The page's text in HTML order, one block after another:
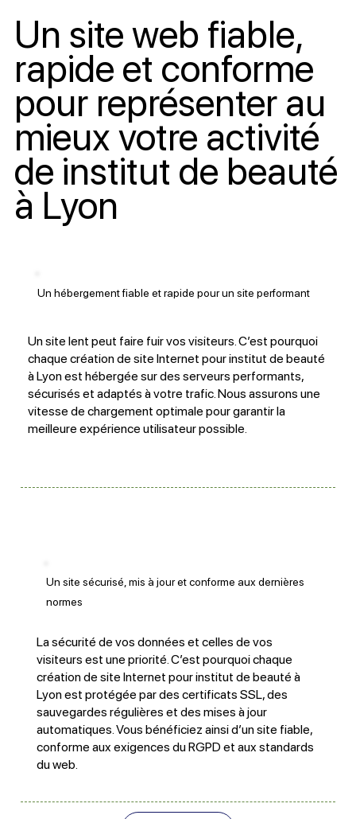
Un site web fiable,
rapide et conforme
pour représenter au
mieux votre activité
de institut de beauté
à Lyon
Un hébergement fiable et rapide pour un site performant
Un site lent peut faire fuir vos visiteurs. C’est pourquoi
chaque création de site Internet pour institut de beauté
à Lyon est hébergée sur des serveurs performants,
sécurisés et adaptés à votre trafic. Nous assurons une
vitesse de chargement optimale pour garantir la
meilleure expérience utilisateur possible.
Un site sécurisé, mis à jour et conforme aux dernières
normes
La sécurité de vos données et celles de vos
visiteurs est une priorité. C’est pourquoi chaque
création de site Internet pour institut de beauté à
Lyon est protégée par des certificats SSL, des
sauvegardes régulières et des mises à jour
automatiques. Vous bénéficiez ainsi d’un site fiable,
conforme aux exigences du RGPD et aux standards
du web.